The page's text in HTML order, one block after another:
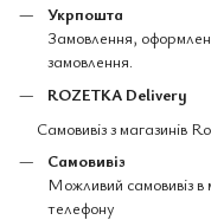
Укрпошта
Замовлення,
замовлення.
ROZETKA Delivery
Самовивіз з магазинів
Самовивіз
Можливий самовивіз
телефону